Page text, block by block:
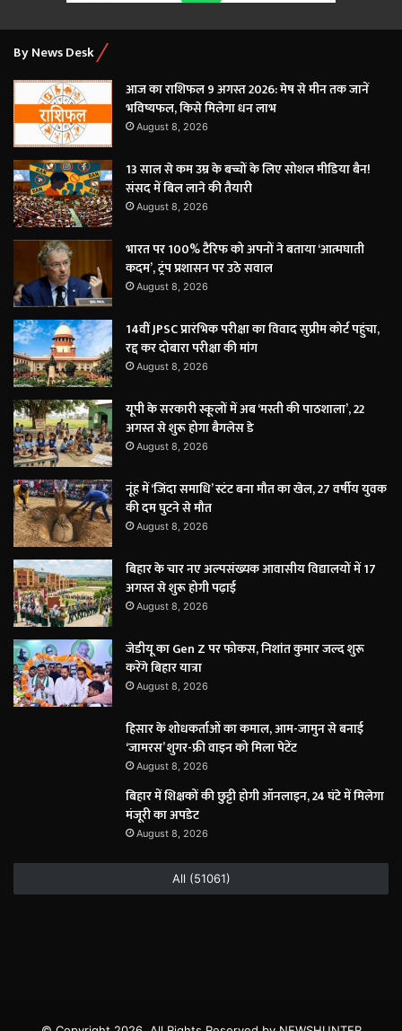
By News Desk
आज का राशिफल 9 अगस्त 2026: मेष से मीन तक जानें
भविष्यफल, किसे मिलेगा धन लाभ
August 8, 2026
13 साल से कम उम्र के बच्चों के लिए सोशल मीडिया बैन!
संसद में बिल लाने की तैयारी
August 8, 2026
भारत पर 100% टैरिफ को अपनों ने बताया ‘आत्मघाती
कदम’, ट्रंप प्रशासन पर उठे सवाल
August 8, 2026
14वीं JPSC प्रारंभिक परीक्षा का विवाद सुप्रीम कोर्ट पहुंचा,
रद्द कर दोबारा परीक्षा की मांग
August 8, 2026
यूपी के सरकारी स्कूलों में अब ‘मस्ती की पाठशाला’, 22
अगस्त से शुरू होगा बैगलेस डे
August 8, 2026
नूंह में ‘जिंदा समाधि’ स्टंट बना मौत का खेल, 27 वर्षीय युवक
की दम घुटने से मौत
August 8, 2026
बिहार के चार नए अल्पसंख्यक आवासीय विद्यालयों में 17
अगस्त से शुरू होगी पढ़ाई
August 8, 2026
जेडीयू का Gen Z पर फोकस, निशांत कुमार जल्द शुरू
करेंगे बिहार यात्रा
August 8, 2026
हिसार के शोधकर्ताओं का कमाल, आम-जामुन से बनाई
‘जामरस’ शुगर-फ्री वाइन को मिला पेटेंट
August 8, 2026
बिहार में शिक्षकों की छुट्टी होगी ऑनलाइन, 24 घंटे में मिलेगा
मंजूरी का अपडेट
August 8, 2026
All (51061)